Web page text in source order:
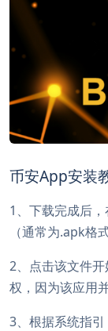
币安App安装
1、下载完成后
（通常为.apk格式
2、点击该文件
权，因为该应用
3、根据系统指